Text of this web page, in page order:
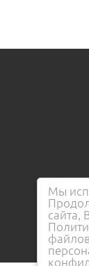
Мы
сайта,